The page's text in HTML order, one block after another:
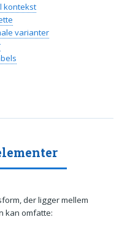
der ligger mellem
kan omfatte:
kontekst
varianter